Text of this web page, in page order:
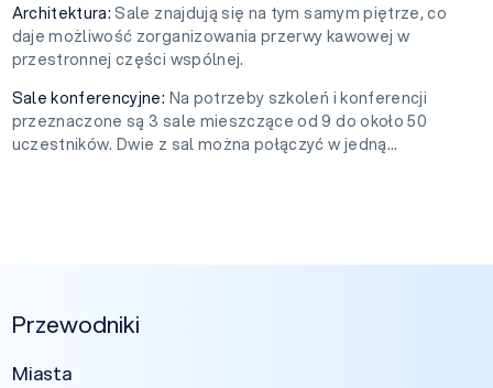
Architektura:Sale znajdują się na tym samym piętrze, co
daje możliwość zorganizowania przerwy kawowej w
przestronnej części wspólnej.
Sale konferencyjne: Na potrzeby szkoleń i konferencji
przeznaczone są 3 sale mieszczące od 9 do około 50
uczestników. Dwie z sal można połączyć w jedną...
Przewodniki
Miasta